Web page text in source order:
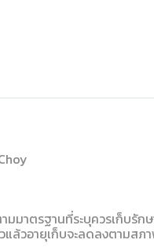
มาตรฐานที่ระบุควรเก็บรั
แล้วอายุเก็บจะลดลงตามส